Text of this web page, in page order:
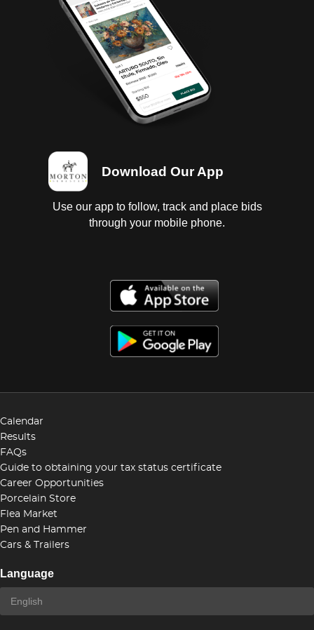
Download Our App
Use our app to follow, track and place bids
through your mobile phone.
Calendar
Results
FAQs
Guide to obtaining your tax status certificate
Career Opportunities
Porcelain Store
Flea Market
Pen and Hammer
Cars & Trailers
Language